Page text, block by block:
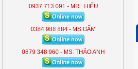
0937 713 091 - MR : HIẾU
0384 988 884 - MS GẤM
0879 348 960 - MS: THẢO ANH